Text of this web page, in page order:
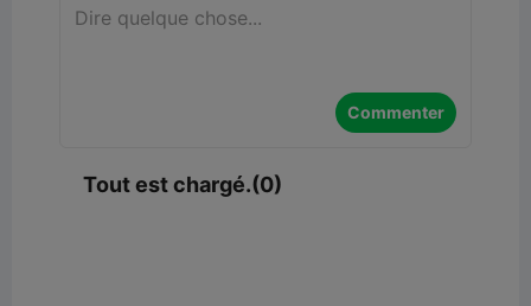
Commenter
Tout est chargé.(0)